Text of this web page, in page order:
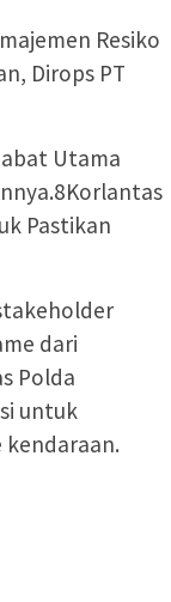
Resiko
Dirops PT
Utama
Pastikan
dari
Polda
untuk